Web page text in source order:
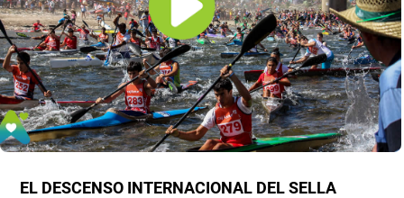
EL DESCENSO INTERNACIONAL DEL SELLA